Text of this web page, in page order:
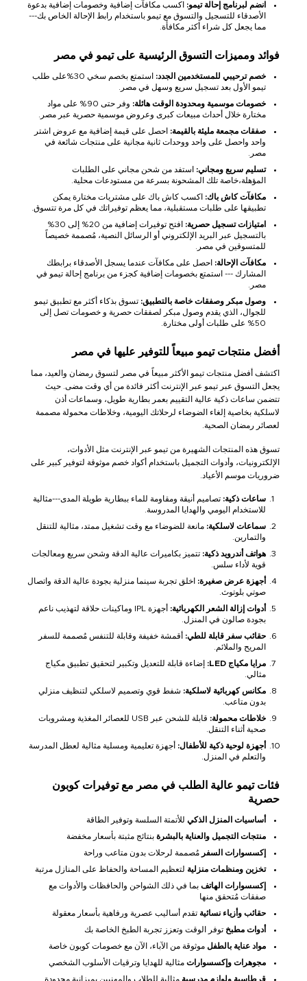
انضم لبرنامج إحالة تيمو: اكسب مكافآت إضافية وخصومات إضافية بدعوة
الأصدقاء للتسجيل والتسوق مع تيمو باستخدام رابط الإحالة الخاص بك---
مما يجعل كل شراء أكثر مكافأة.
فوائد ومميزات التسوق الرئيسية على تيمو في مصر
خصم ترحيبي للمستخدمين الجدد:
استمتع بخصم سخي 30%على طلب
تيمو الأول بعد تسجيل سريع وسهل في مصر.
خصومات موسمية ومحدودة الوقت هائلة:
وفر حتى 90% على مواد
مختارة خلال أحداث مبيعات كبرى وعروض موسمية حصرية عبر مصر.
صفقات مجمعة مليئة بالقيمة: احصل على قيمة إضافية مع عروض اشتر
واحد واحصل على واحد ووحدات ثانية مجانية على منتجات شائعة في
مصر.
تسليم سريع ومجاني: استفد من شحن مجاني على الطلبات
المؤهلة،خاصة تلك المشحونة بسرعة من مستودعات محلية.
مكافآت كاش باك: اكسب كاش باك على مشتريات مختارة يمكن
تطبيقها على طلبات مستقبلية، مما يعظم توفيراتك في كل مرة تتسوق.
امتيازات تسجيل حصرية:
افتح توفيرات إضافية من 20% إلى 30%
بالتسجيل عبر البريد الإلكتروني أو الرسائل النصية، مُصممة خصيصاً
للمتسوقين في مصر.
مكافآت الإحالة: احصل على مكافآت عندما يسجل الأصدقاء برابطك
المشارك --- استمتع بخصومات إضافية كجزء من برنامج إحالة تيمو في
مصر.
وصول مبكر وصفقات خاصة بالتطبيق: تسوق بذكاء أكثر مع تطبيق تيمو
للجوال، الذي يقدم وصول مبكر لصفقات حصرية و خصومات تصل إلى
50% على طلبات أولى مختارة.
أفضل منتجات تيمو مبيعاً للتوفير عليها في مصر
اكتشف أفضل منتجات تيمو الأكثر مبيعاً في مصر لتسوق رمضان والعيد، مما
يجعل التسوق عبر تيمو عبر الإنترنت أكثر فائدة من أي وقت مضى. حيث
تتضمن ساعات ذكية عالية التقييم بعمر بطارية طويل، وسماعات أذن
لاسلكية بخاصية إلغاء الضوضاء لرحلاتك اليومية، وخلاطات محمولة مصممة
لعصائر رمضان الصحية.
تسوق هذه المنتجات الشهيرة من تيمو عبر الإنترنت مثل الأدوات،
الإلكترونيات، وأدوات التجميل باستخدام أكواد خصم موثوقة لتوفير كبير على
ضروريات موسم الأعياد.
ساعات ذكية: تصاميم أنيقة ومقاومة للماء ببطارية طويلة المدى---مثالية
للاستخدام اليومي والهدايا المدروسة.
سماعات لاسلكية: مانعة للضوضاء مع وقت تشغيل ممتد، مثالية للتنقل
والتمارين.
هواتف أندرويد ذكية: تتميز بكاميرات عالية الدقة وشحن سريع ومعالجات
قوية لأداء سلس.
أجهزة عرض صغيرة: اخلق تجربة سينما منزلية بجودة عالية الدقة واتصال
صوتي بلوتوث.
أدوات إزالة الشعر الكهربائية:
أجهزة IPL وماكينات حلاقة لتهذيب ناعم
بجودة صالون في المنزل.
حقائب سفر قابلة للطي: أقمشة خفيفة وقابلة للتنفس مُصممة للسفر
المريح والملائم.
مرايا مكياج LED:
إضاءة قابلة للتعديل وتكبير لتحقيق تطبيق مكياج
مثالي.
مكانس كهربائية لاسلكية: شفط قوي وتصميم لاسلكي لتنظيف منزلي
بدون متاعب.
خلاطات محمولة:
قابلة للشحن عبر USB للعصائر المغذية ومشروبات
صحية أثناء التنقل.
أجهزة لوحية ذكية للأطفال: أجهزة تعليمية ومسلية مثالية لعطل المدرسة
والتعلم في المنزل.
فئات تيمو عالية الطلب في مصر مع توفيرات كوبون
حصرية
أساسيات المنزل الذكي للأتمتة السلسة وتوفير الطاقة
منتجات التجميل والعناية بالبشرة بنتائج مثبتة بأسعار مخفضة
إكسسوارات السفر مُصممة لرحلات بدون متاعب وراحة
تخزين ومنظمات منزلية لتعظيم المساحة والحفاظ على المنازل مرتبة
إكسسوارات الهاتف بما في ذلك الشواحن والحافظات والأدوات مع
صفقات مُتحقق منها
حقائب وأزياء نسائية تقدم أساليب عصرية ورفاهية بأسعار معقولة
أدوات مطبخ توفر الوقت وتعزز تجربة الطبخ الخاصة بك
مواد عناية بالطفل موثوقة من الآباء، الآن مع خصومات كوبون خاصة
مجوهرات وإكسسوارات مثالية للهدايا وترقيات الأسلوب الشخصي
قرطاسية ولوازم مدرسية مثالية للطلاب والمهنيين بميزانية محدودة